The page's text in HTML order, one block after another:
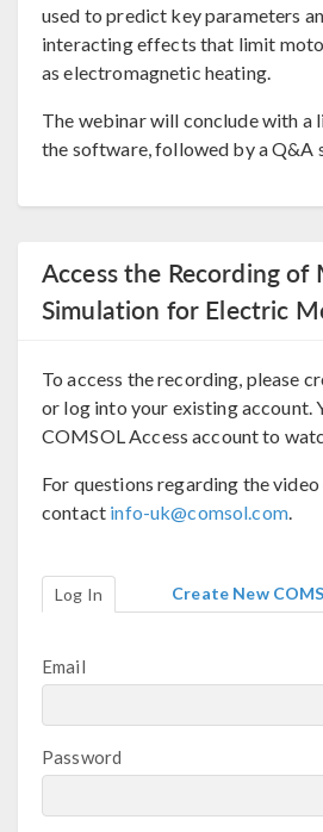
used to predict key parameters
interacting effects that limit
as electromagnetic heating.
The webinar will conclude with a
the software, followed by a Q&A
Access the Recording of
Simulation for Electric
To access the recording, please
or log into your existing account.
COMSOL Access account to
For questions regarding the
contact info-uk@comsol.com.
Log In Create New
Email
Password